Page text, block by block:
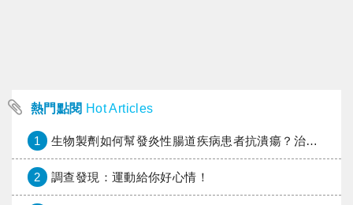
熱門點閱 Hot Articles
1 生物製劑如何幫發炎性腸道疾病患者抗潰瘍？治療進展與健保給付困境一次看
2 調查發現：運動給你好心情！